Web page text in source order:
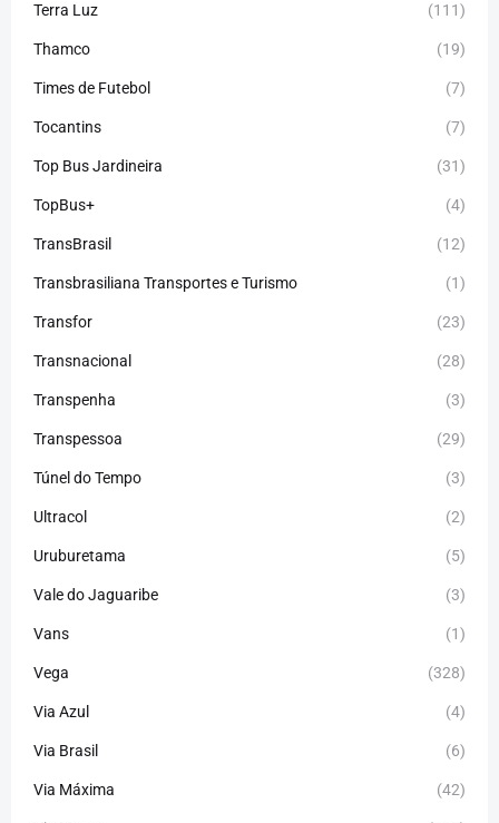
Terra Luz (111)
Thamco (19)
Times de Futebol (7)
Tocantins (7)
Top Bus Jardineira (31)
TopBus+ (4)
TransBrasil (12)
Transbrasiliana Transportes e Turismo (1)
Transfor (23)
Transnacional (28)
Transpenha (3)
Transpessoa (29)
Túnel do Tempo (3)
Ultracol (2)
Uruburetama (5)
Vale do Jaguaribe (3)
Vans (1)
Vega (328)
Via Azul (4)
Via Brasil (6)
Via Máxima (42)